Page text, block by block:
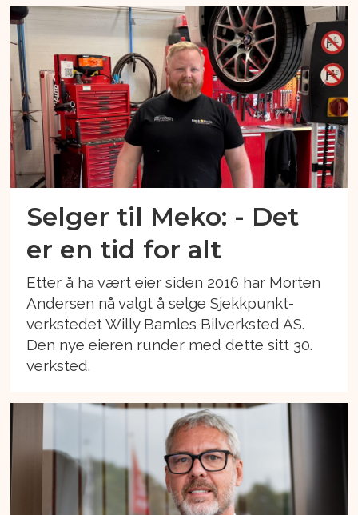
Selger til Meko: - Det
er en tid for alt
Etter å ha vært eier siden 2016 har Morten
Andersen nå valgt å selge Sjekkpunkt-
verkstedet Willy Bamles Bilverksted AS.
Den nye eieren runder med dette sitt 30.
verksted.